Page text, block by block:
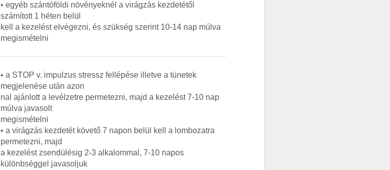
• egyéb szántóföldi növényeknél a virágzás kezdetétől
számított 1 héten belül
kell a kezelést elvégezni, és szükség szerint 10-14 nap múlva
megismételni
• a STOP v. impulzus stressz fellépése illetve a tünetek
megjelenése után azon
nal ajánlott a levélzetre permetezni, majd a kezelést 7-10 nap
múlva javasolt
megismételni
• a virágzás kezdetét követő 7 napon belül kell a lombozatra
permetezni, majd
a kezelést zsendülésig 2-3 alkalommal, 7-10 napos
különbséggel javasoljuk